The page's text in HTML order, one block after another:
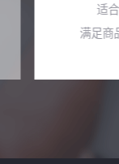
适
满足商